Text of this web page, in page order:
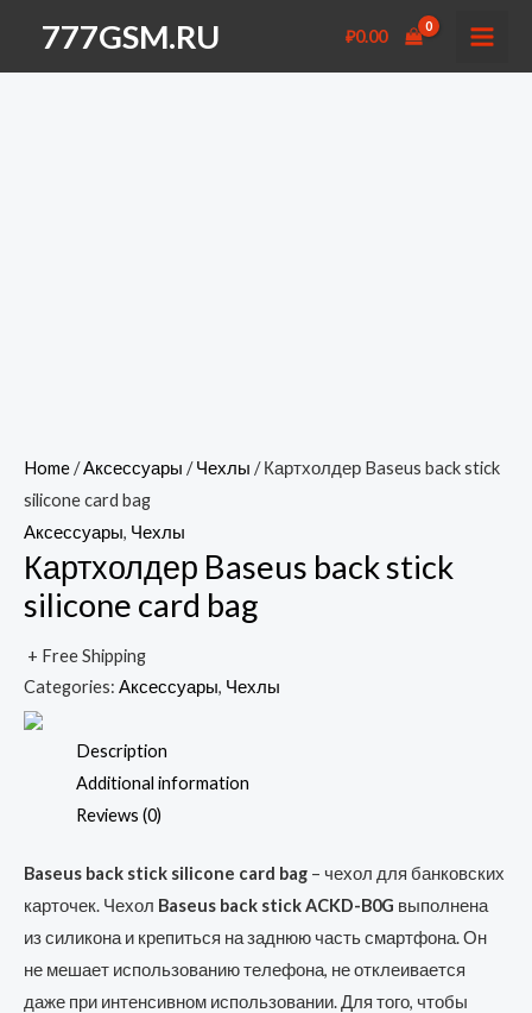
содержимому
777GSM.RU ₽0.00
Home/Аксессуары /Чехлы / Картхолдер Baseus back stick
silicone card bag
Аксессуары, Чехлы
Картхолдер Baseus back stick
silicone card bag
+ Free Shipping
Categories: Аксессуары, Чехлы
Description
Additional information
Reviews (0)
Baseus back stick silicone card bag – чехол для банковских
карточек. Чехол Baseus back stick ACKD-B0G выполнена
из силикона и крепиться на заднюю часть смартфона. Он
не мешает использованию телефона, не отклеивается
даже при интенсивном использовании. Для того, чтобы